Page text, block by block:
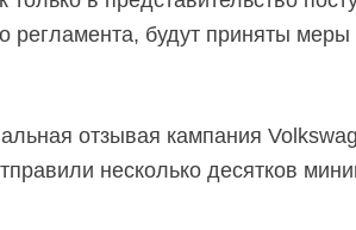
регламента, будут приняты
отзывая кампания
несколько десятков